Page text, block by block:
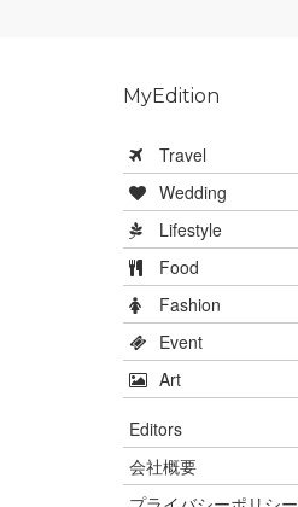
MyEdition
Travel
Wedding
Lifestyle
Food
Fashion
Event
Art
Editors
会社概要